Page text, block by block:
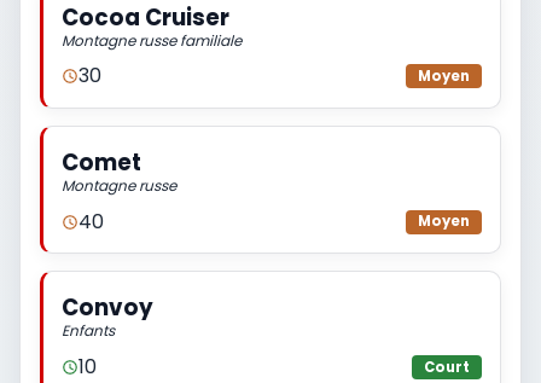
Cocoa Cruiser
Montagne russe familiale
30 Moyen
Comet
Montagne russe
40 Moyen
Convoy
Enfants
10 Court